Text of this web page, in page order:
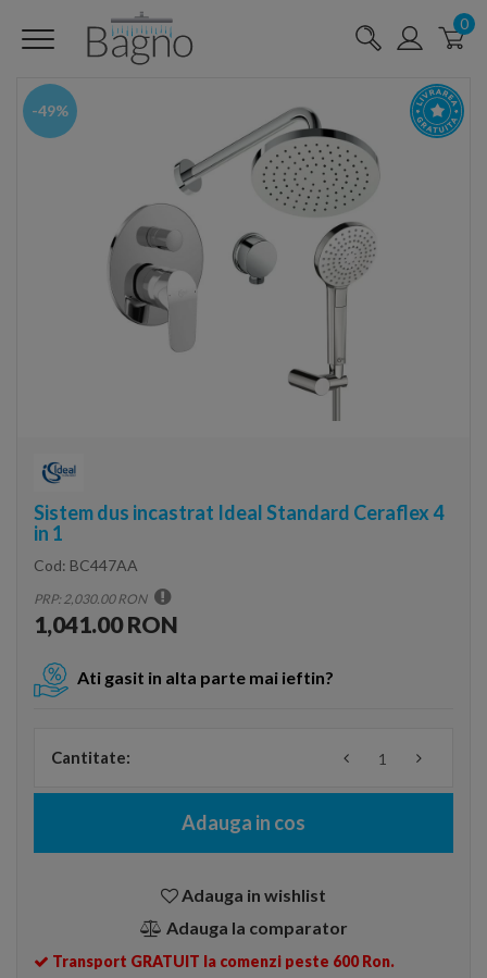
0
-49%
Sistem dus incastrat Ideal Standard Ceraflex 4
in 1
Cod: BC447AA
PRP: 2,030.00 RON
1,041.00 RON
Ati gasit in alta parte mai ieftin?
Cantitate:
Adauga in cos
Adauga in wishlist
Adauga la comparator
Transport GRATUIT la comenzi peste 600 Ron.